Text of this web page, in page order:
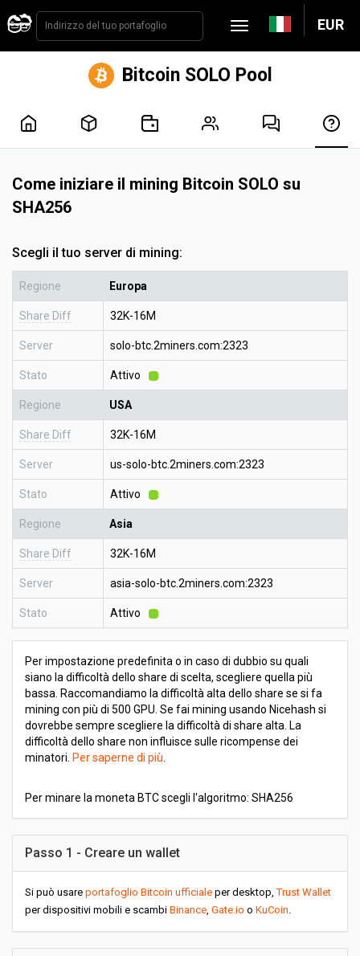
EUR
Bitcoin SOLO Pool
Come iniziare il mining Bitcoin SOLO su
SHA256
Scegli il tuo server di mining:
Regione Europa
Share Diff 32K-16M
Server solo-btc.2miners.com:2323
Stato Attivo
Regione USA
Share Diff 32K-16M
Server us-solo-btc.2miners.com:2323
Stato Attivo
Regione Asia
Share Diff 32K-16M
Server asia-solo-btc.2miners.com:2323
Stato Attivo
Per impostazione predefinita o in caso di dubbio su quali
siano la difficoltà dello share di scelta, scegliere quella più
bassa. Raccomandiamo la difficoltà alta dello share se si fa
mining con più di 500 GPU. Se fai mining usando Nicehash si
dovrebbe sempre scegliere la difficoltà di share alta. La
difficoltà dello share non influisce sulle ricompense dei
minatori. Per saperne di più
Per minare la moneta BTC scegli l'algoritmo: SHA256
Passo 1 - Creare un wallet
Si può usare portafoglio Bitcoin ufficiale per desktop,Trust Wallet
per dispositivi mobili e scambi Binance, Gate.io o KuCoin.